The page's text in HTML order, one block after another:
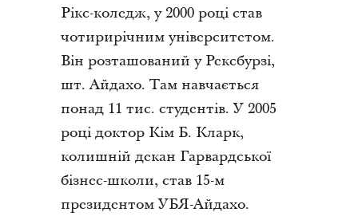
Рікс-коледж, у 2000 році став
чотирирічним університетом.
Він розташований у Рексбурзі,
шт. Айдахо. Там навчається
понад 11 тис. студентів. У 2005
році доктор Кім Б. Кларк,
колишній декан Гарвардської
бізнес-школи, став 15-м
президентом УБЯ-Айдахо.